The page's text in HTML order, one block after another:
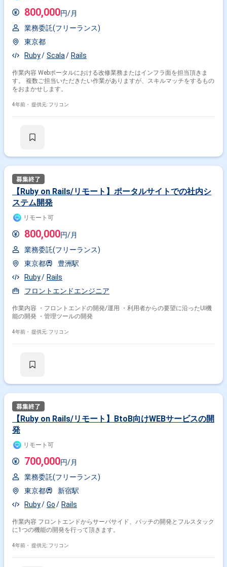
800,000円/月
業務委託(フリーランス)
東京都
Ruby
Scala Rails
作業内容 Webポータルにおける改修業務またはインフラ面を担当頂きま
す。 複数ご担当いただきたい作業がありますが、スキルマッチをするもの
をおまかせします。
4年前・ 提供元: フリコン
【Ruby on Rails/リモート】ポータルサイトでの社内シ
ステム開発
リモート可
800,000円/月
業務委託(フリーランス)
東京都
豊洲駅
Ruby
Rails
フロントエンドエンジニア
作業内容 ・フロントエンドの開発/運用 ・利用者からの要望に沿ったUI機
能の開発 ・管理ツールの開発
4年前・ 提供元: フリコン
【Ruby on Rails/リモート】BtoB向けWEBサービスの開
発
リモート可
700,000円/月
業務委託(フリーランス)
東京都
新宿駅
Ruby
Go Rails
作業内容 フロントエンドからサーバサイド、バッチの開発とフルスタック
に1つの機能の開発を行って頂きます。
4年前・ 提供元: フリコン